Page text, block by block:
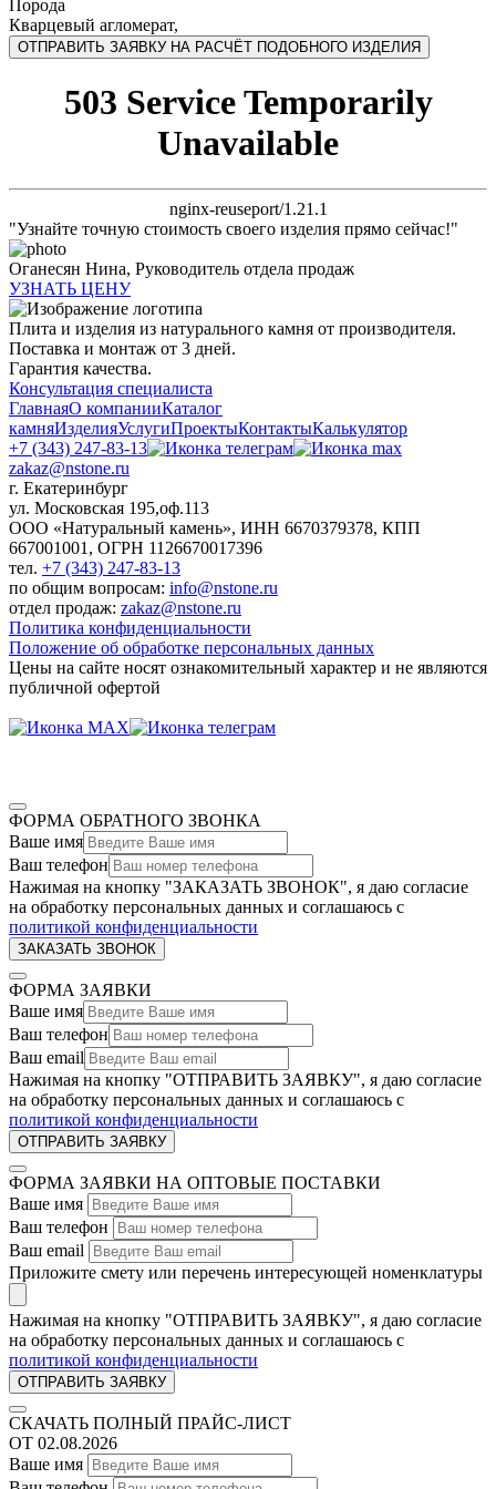
Порода
Кварцевый агломерат,
ОТПРАВИТЬ ЗАЯВКУ НА РАСЧЁТ ПОДОБНОГО ИЗДЕЛИЯ
503 Service Temporarily
Unavailable
nginx-reuseport/1.21.1
"Узнайте точную стоимость своего изделия прямо сейчас!"
Оганесян Нина, Руководитель отдела продаж
УЗНАТЬ ЦЕНУ
Плита и изделия из натурального камня от производителя.
Поставка и монтаж от 3 дней.
Гарантия качества.
Консультация специалиста
ГлавнаяО компанииКаталог
камняИзделияУслугиПроектыКонтактыКалькулятор
+7 (343) 247-83-13
zakaz@nstone.ru
г. Екатеринбург
ул. Московская 195,оф.113
ООО «Натуральный камень», ИНН 6670379378, КПП
667001001, ОГРН 1126670017396
тел. +7 (343) 247-83-13
по общим вопросам: info@nstone.ru
отдел продаж: zakaz@nstone.ru
Политика конфиденциальности
Положение об обработке персональных данных
Цены на сайте носят ознакомительный характер и не являются
публичной офертой
ФОРМА ОБРАТНОГО ЗВОНКА
Ваше имя
Ваш телефон
Нажимая на кнопку "ЗАКАЗАТЬ ЗВОНОК", я даю согласие
на обработку персональных данных и соглашаюсь c
политикой конфиденциальности
ФОРМА ЗАЯВКИ
Ваше имя
Ваш телефон
Ваш email
Нажимая на кнопку "ОТПРАВИТЬ ЗАЯВКУ", я даю согласие
на обработку персональных данных и соглашаюсь c
политикой конфиденциальности
ФОРМА ЗАЯВКИ НА ОПТОВЫЕ ПОСТАВКИ
Ваше имя
Ваш телефон
Ваш email
Приложите смету или перечень интересующей номенклатуры
Нажимая на кнопку "ОТПРАВИТЬ ЗАЯВКУ", я даю согласие
на обработку персональных данных и соглашаюсь c
политикой конфиденциальности
СКАЧАТЬ ПОЛНЫЙ ПРАЙС-ЛИСТ
ОТ 02.08.2026
Ваше имя